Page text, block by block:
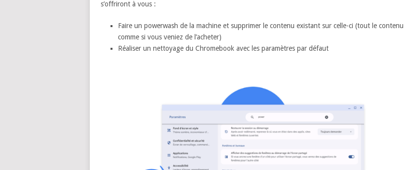
s’offriront à vous :
Faire un powerwash de la machine et supprimer le contenu existant sur celle-ci (tout le contenu
comme si vous veniez de l’acheter)
Réaliser un nettoyage du Chromebook avec les paramètres par défaut